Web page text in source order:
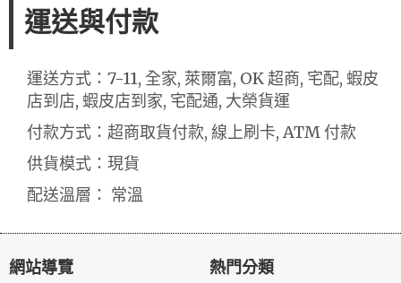
運送與付款
運送方式：7-11, 全家, 萊爾富, OK 超商, 宅配, 蝦皮
店到店, 蝦皮店到家, 宅配通, 大榮貨運
付款方式：超商取貨付款, 線上刷卡, ATM 付款
供貨模式：現貨
配送溫層： 常溫
網站導覽 熱門分類